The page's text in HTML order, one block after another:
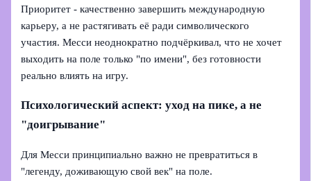
Приоритет - качественно завершить международную
карьеру, а не растягивать её ради символического
участия. Месси неоднократно подчёркивал, что не хочет
выходить на поле только "по имени", без готовности
реально влиять на игру.
Психологический аспект: уход на пике, а не
"доигрывание"
Для Месси принципиально важно не превратиться в
"легенду, доживающую свой век" на поле.